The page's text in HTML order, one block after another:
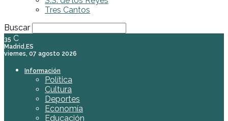
Tres Cantos
Buscar
35 C
Madrid,ES
viernes, 07 agosto 2026
Información
Política
Cultura
Deportes
Economía
Educación